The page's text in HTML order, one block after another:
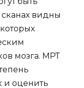
видны
мозга. МРТ
и оценить